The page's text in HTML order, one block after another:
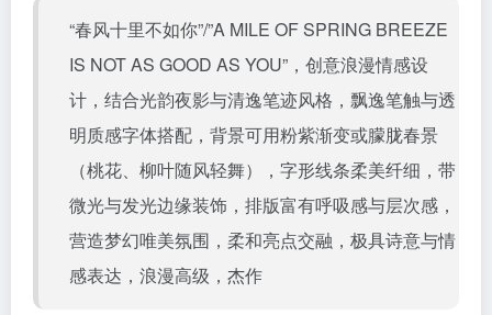
“春风十里不如你”/”A MILE OF SPRING BREEZE
IS NOT AS GOOD AS YOU”，创意浪漫情感设
计，结合光韵夜影与清逸笔迹风格，飘逸笔触与透
明质感字体搭配，背景可用粉紫渐变或朦胧春景
（桃花、柳叶随风轻舞），字形线条柔美纤细，带
微光与发光边缘装饰，排版富有呼吸感与层次感，
营造梦幻唯美氛围，柔和亮点交融，极具诗意与情
感表达，浪漫高级，杰作